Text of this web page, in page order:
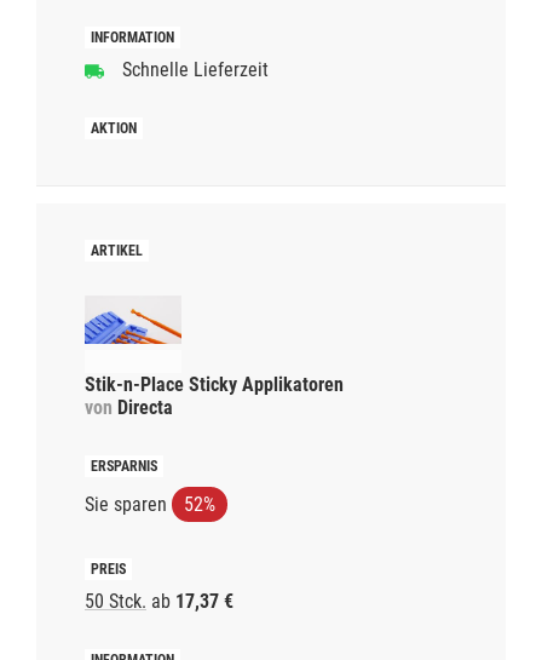
Schnelle Lieferzeit
Stik-n-Place Sticky Applikatoren
von Directa
Sie sparen 52%
50 Stck. ab 17,37 €